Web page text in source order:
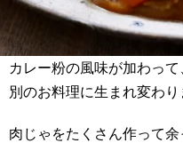
カレー粉の風味が加わっ
別のお料理に生まれ変わり
肉じゃをたくさん作って